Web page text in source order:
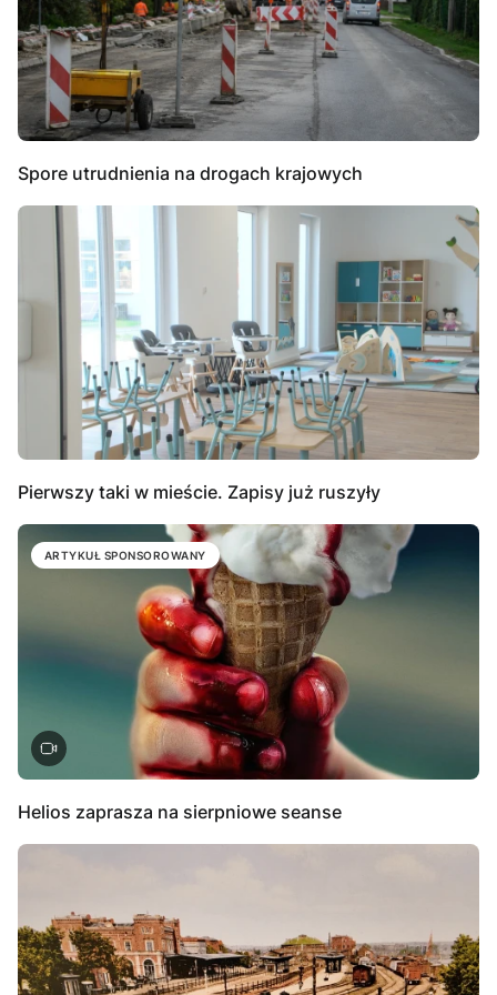
Spore utrudnienia na drogach krajowych
Pierwszy taki w mieście. Zapisy już ruszyły
ARTYKUŁ SPONSOROWANY
Helios zaprasza na sierpniowe seanse